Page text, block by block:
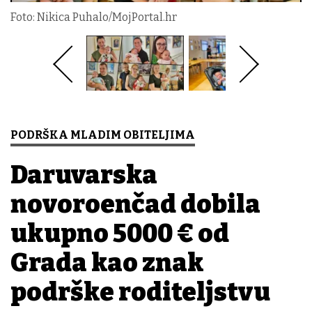
Foto: Nikica Puhalo/MojPortal.hr
PODRŠKA MLADIM OBITELJIMA
Daruvarska
novorođenčad dobila
ukupno 5000 € od
Grada kao znak
podrške roditeljstvu